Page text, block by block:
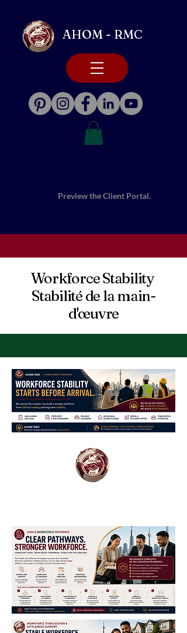
AHOM - RMC
Preview the Client Portal.
Workforce Stability
Stabilité de la main-
d'œuvre